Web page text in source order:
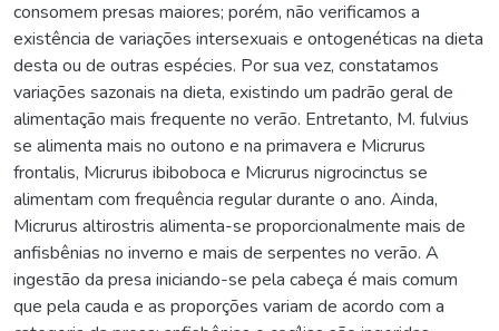
consomem presas maiores; porém, não verificamos a
existência de variações intersexuais e ontogenéticas na dieta
desta ou de outras espécies. Por sua vez, constatamos
variações sazonais na dieta, existindo um padrão geral de
alimentação mais frequente no verão. Entretanto, M. fulvius
se alimenta mais no outono e na primavera e Micrurus
frontalis, Micrurus ibiboboca e Micrurus nigrocinctus se
alimentam com frequência regular durante o ano. Ainda,
Micrurus altirostris alimenta-se proporcionalmente mais de
anfisbênias no inverno e mais de serpentes no verão. A
ingestão da presa iniciando-se pela cabeça é mais comum
que pela cauda e as proporções variam de acordo com a